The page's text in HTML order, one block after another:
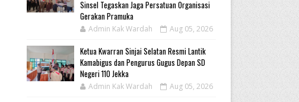
Sinsel Tegaskan Jaga Persatuan Organisasi
Gerakan Pramuka
Admin Kak Wardah Aug 05, 2026
Ketua Kwarran Sinjai Selatan Resmi Lantik
Kamabigus dan Pengurus Gugus Depan SD
Negeri 110 Jekka
Admin Kak Wardah Aug 05, 2026